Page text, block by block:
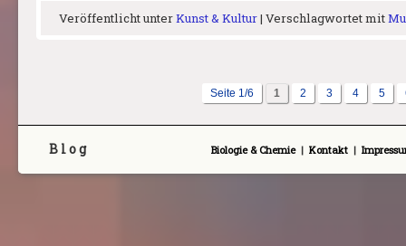
Veröffentlicht unterKunst & Kultur| Verschlagwortet mit
Seite 1/6 1 2 3 4 5
B l o g Biologie & Chemie| Kontakt |